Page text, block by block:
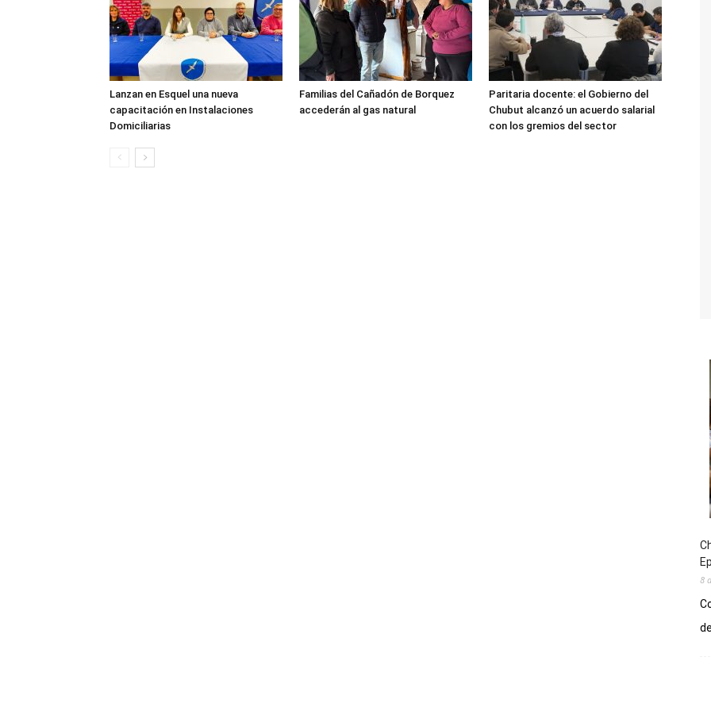
Lanzan en Esquel una nueva
capacitación en Instalaciones
Domiciliarias
Familias del Cañadón de Borquez
accederán al gas natural
Paritaria docente: el Gobierno del
Chubut alcanzó un acuerdo salarial
con los gremios del sector
8